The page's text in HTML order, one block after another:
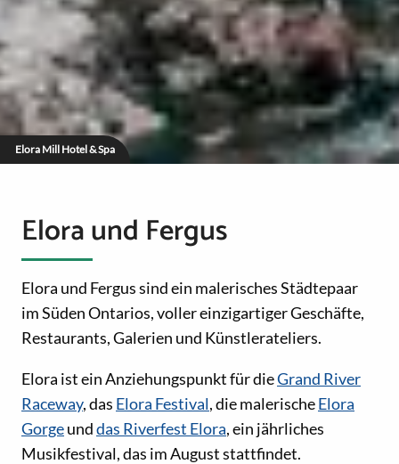
Elora Mill Hotel & Spa
Elora und Fergus
Elora und Fergus sind ein malerisches Städtepaar
im Süden Ontarios, voller einzigartiger Geschäfte,
Restaurants, Galerien und Künstlerateliers.
Elora ist ein Anziehungspunkt für dieGrand River
Raceway, das Elora Festival, die malerischeElora
Gorgeunddas Riverfest Elora, ein jährliches
Musikfestival, das im August stattfindet.